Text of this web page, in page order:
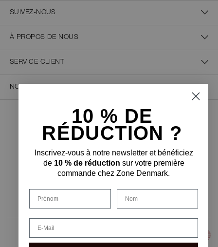
SUIVEZ-NOUS
À PROPOS DE NOUS
SERVICE CLIENT
NOUS CONTACTER
PAIEMENT SÉCURISÉ
FORME DE LIVRAISON
10 % DE
RÉDUCTION ?
Inscrivez-vous à notre newsletter et bénéficiez
de 10 % de réduction sur votre première
commande chez Zone Denmark.
Prénom Nom
Email